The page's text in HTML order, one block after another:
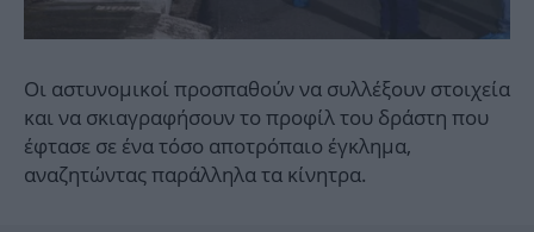
Οι αστυνομικοί προσπαθούν να συλλέξουν στοιχεία
και να σκιαγραφήσουν το προφίλ του δράστη που
έφτασε σε ένα τόσο αποτρόπαιο έγκλημα,
αναζητώντας παράλληλα τα κίνητρα.